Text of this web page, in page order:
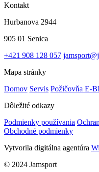
Kontakt
Hurbanova 2944
905 01 Senica
+421 908 128 057
Mapa stránky
Domov Servis Požičovňa E-
Dôležité odkazy
Podmienky používania
Obchodné podmienky
Vytvorila digitálna agentúra
© 2024 Jamsport